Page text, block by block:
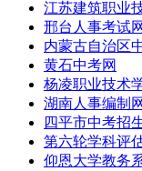
江苏建筑职业
邢台人事考试网
内蒙古自治区
黄石中考网
杨凌职业技术
湖南人事编制网
四平市中考招
第六轮学科评
仰恩大学教务